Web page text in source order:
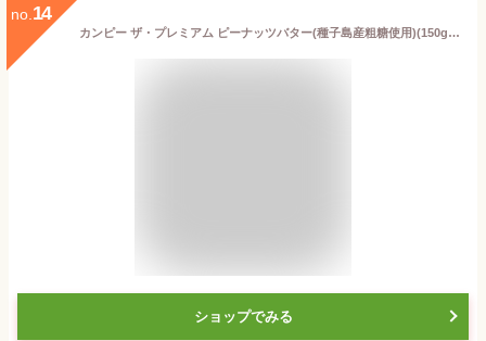
no. 14
カンピー ザ・プレミアム ピーナッツバター(種子島産粗糖使用)(150g×2セット)【カンピー ザ・プレミアム】[粒入り 種子島産粗糖 ピーナッツバター]
ショップでみる